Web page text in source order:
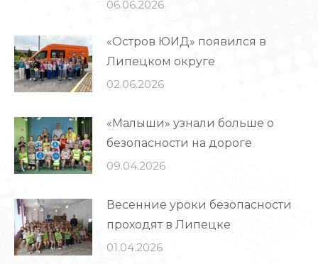
06.06.2026
«Остров ЮИД» появился в
Липецком округе
02.06.2026
«Малыши» узнали больше о
безопасности на дороге
09.04.2026
Весенние уроки безопасности
проходят в Липецке
01.04.2026